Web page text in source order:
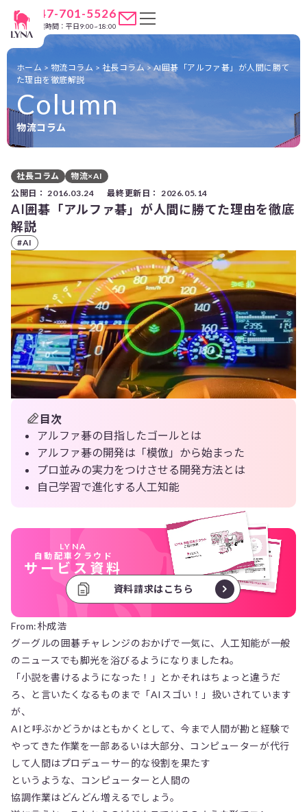
047-701-5526
営業時間：平日9:00~18:00
Column
物流コラム
ホーム > 物流コラム > 社長コラム>AI囲碁「アルファ碁」が人間に勝て
た理由を徹底解説
社長コラム
物流×AI
公開日： 2016.03.24 最終更新日： 2026.05.14
AI囲碁「アルファ碁」が人間に勝てた理由を徹底
解説
#AI
目次
アルファ碁の目指したゴールとは
アルファ碁の開発は「模倣」から始まった
プロ並みの実力をつけさせる開発方法とは
自己学習で進化する人工知能
LYNA
自動配車クラウド
サービス資料
資料請求はこちら
From:朴成浩
グーグルの囲碁チャレンジのおかげで一気に、人工知能が一般
のニュースでも脚光を浴びるようになりましたね。
「小説を書けるようになった！」とかそれはちょっと違うだ
ろ、と言いたくなるものまで「AIスゴい！」扱いされています
が、
AIと呼ぶかどうかはともかくとして、今まで人間が勘と経験で
やってきた作業を一部あるいは大部分、コンピューターが代行
して人間はプロデューサー的な役割を果たす
というような、コンピューターと人間の
協調作業はどんどん増えるでしょう。